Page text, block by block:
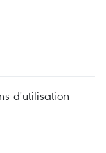
d'utilisation